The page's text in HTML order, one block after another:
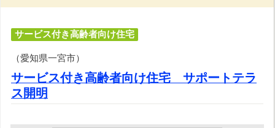
サービス付き高齢者向け住宅
（愛知県一宮市）
サービス付き高齢者向け住宅 サポートテラ
ス開明